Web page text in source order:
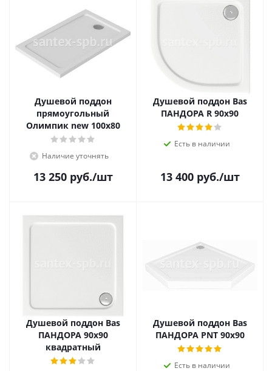
Душевой поддон
прямоугольный
Олимпик new 100х80
Наличие уточнять
13 250руб./шт
Душевой поддон Bas
ПАНДОРА R 90х90
Есть в наличии
13 400руб./шт
Душевой поддон Bas
ПАНДОРА 90х90
квадратный
Душевой поддон Bas
ПАНДОРА PNT 90х90
Есть в наличии